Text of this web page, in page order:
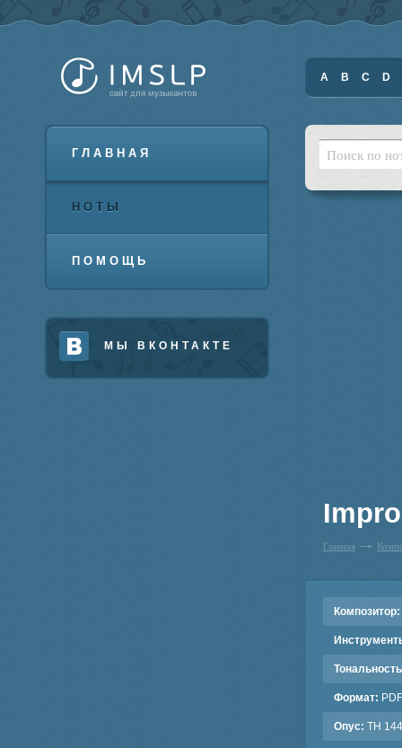
ГЛАВНАЯ
НОТЫ
ПОМОЩЬ
МЫ ВКОНТАКТЕ
A B C D
Главная
Композитор:
Формат: PDF
Опус: TH 144